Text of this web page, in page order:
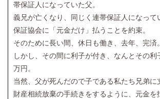
帯保証人になっていた父。
義兄が亡くなり、同じく連帯保証人になって
保証協会に「元金だけ」払うことを約束。
そのために長い間、休日も働き、去年、完済。
しかし、その間に利子が付き、なんとその利
万円。
当然、父が死んだので子である私たち兄弟に
財産相続放棄の手続きをするように、元金を